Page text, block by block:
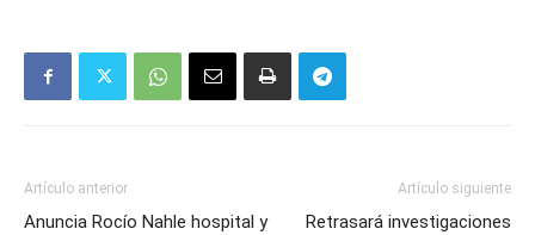
Artículo anterior
Anuncia Rocío Nahle hospital y
Artículo siguiente
Retrasará investigaciones